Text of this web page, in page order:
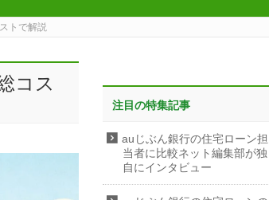
トで解説
コス
注目の特集記事
auじぶん銀行の住宅ローン担
当者に比較ネット編集部が独
自にインタビュー